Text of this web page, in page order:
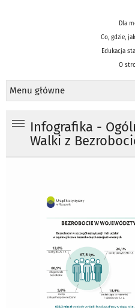
Dla
Co, gdzie,
Edukacja
O
Menu główne
Infografika -
Walki z